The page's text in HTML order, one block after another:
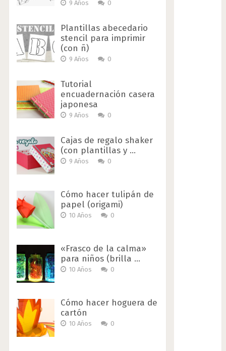
9 Años 0
Plantillas abecedario
stencil para imprimir
(con ñ)
9 Años 0
Tutorial
encuadernación casera
japonesa
9 Años 0
Cajas de regalo shaker
(con plantillas y …
9 Años 0
Cómo hacer tulipán de
papel (origami)
10 Años 0
«Frasco de la calma»
para niños (brilla …
10 Años 0
Cómo hacer hoguera de
cartón
10 Años 0